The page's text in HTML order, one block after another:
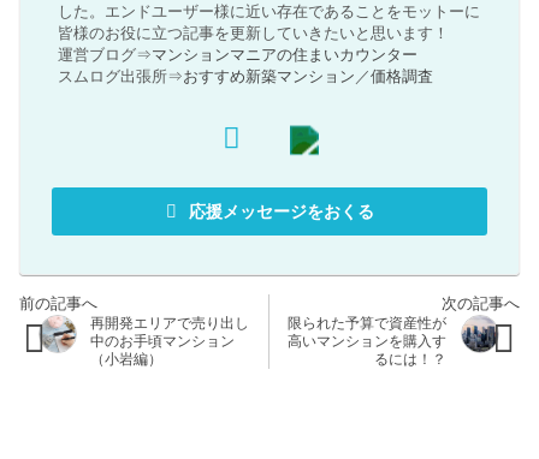
した。エンドユーザー様に近い存在であることをモットーに
皆様のお役に立つ記事を更新していきたいと思います！
運営ブログ⇒マンションマニアの住まいカウンター
スムログ出張所⇒おすすめ新築マンション ／価格調査
応援メッセージをおくる
再開発エリアで売り出し
中のお手頃マンション
（小岩編）
限られた予算で資産性が
高いマンションを購入す
るには！？